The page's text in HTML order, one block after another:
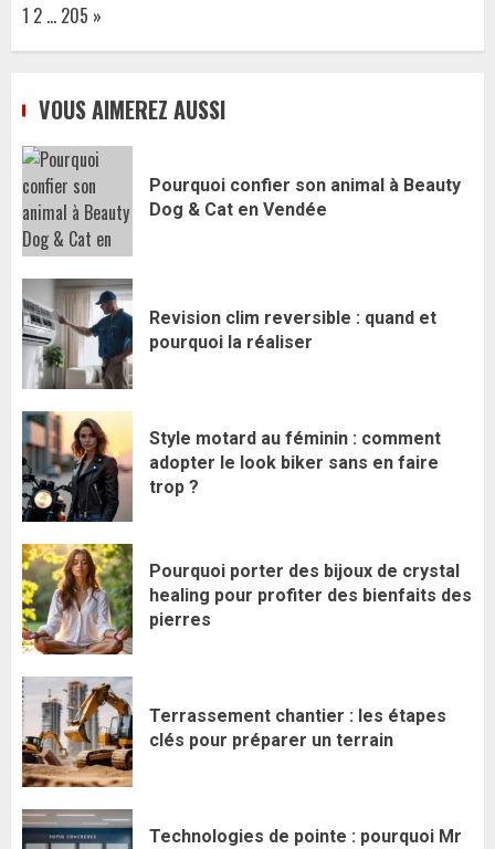
Page:
1 2 … 205 Next
»
VOUS AIMEREZ AUSSI
Pourquoi confier son animal à Beauty
Dog & Cat en Vendée
Revision clim reversible : quand et
pourquoi la réaliser
Style motard au féminin : comment
adopter le look biker sans en faire
trop ?
Pourquoi porter des bijoux de crystal
healing pour profiter des bienfaits des
pierres
Terrassement chantier : les étapes
clés pour préparer un terrain
Technologies de pointe : pourquoi Mr